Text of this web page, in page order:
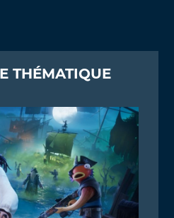
THÉMATIQUE